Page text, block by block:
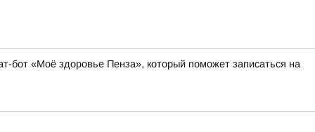
«Моё здоровье Пенза», который поможет записаться на